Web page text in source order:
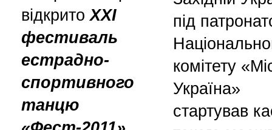
відкрито ХХІ
фестиваль
естрадно-
спортивного
танцю
під
комітету
Україна»
стартував